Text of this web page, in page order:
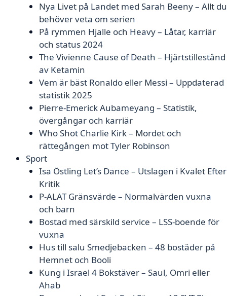
Nya Livet på Landet med Sarah Beeny – Allt du
behöver veta om serien
På rymmen Hjalle och Heavy – Låtar, karriär
och status 2024
The Vivienne Cause of Death – Hjärtstillestånd
av Ketamin
Vem är bäst Ronaldo eller Messi – Uppdaterad
statistik 2025
Pierre-Emerick Aubameyang – Statistik,
övergångar och karriär
Who Shot Charlie Kirk – Mordet och
rättegången mot Tyler Robinson
Sport
Isa Östling Let’s Dance – Utslagen i Kvalet Efter
Kritik
P-ALAT Gränsvärde – Normalvärden vuxna
och barn
Bostad med särskild service – LSS-boende för
vuxna
Hus till salu Smedjebacken – 48 bostäder på
Hemnet och Booli
Kung i Israel 4 Bokstäver – Saul, Omri eller
Ahab